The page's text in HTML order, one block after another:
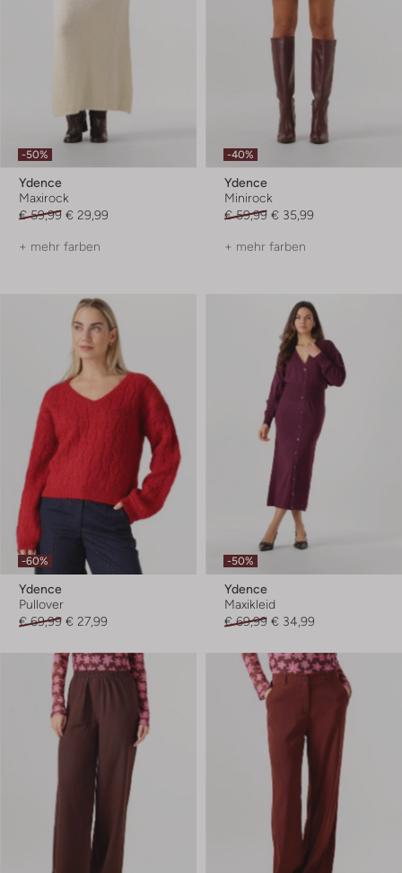
-50%
Ydence
Maxirock
€ 59,99 € 29,99
+ mehr farben
-40%
Ydence
Minirock
€ 59,99 € 35,99
+ mehr farben
-60%
Ydence
Pullover
€ 69,99 € 27,99
-50%
Ydence
Maxikleid
€ 69,99 € 34,99